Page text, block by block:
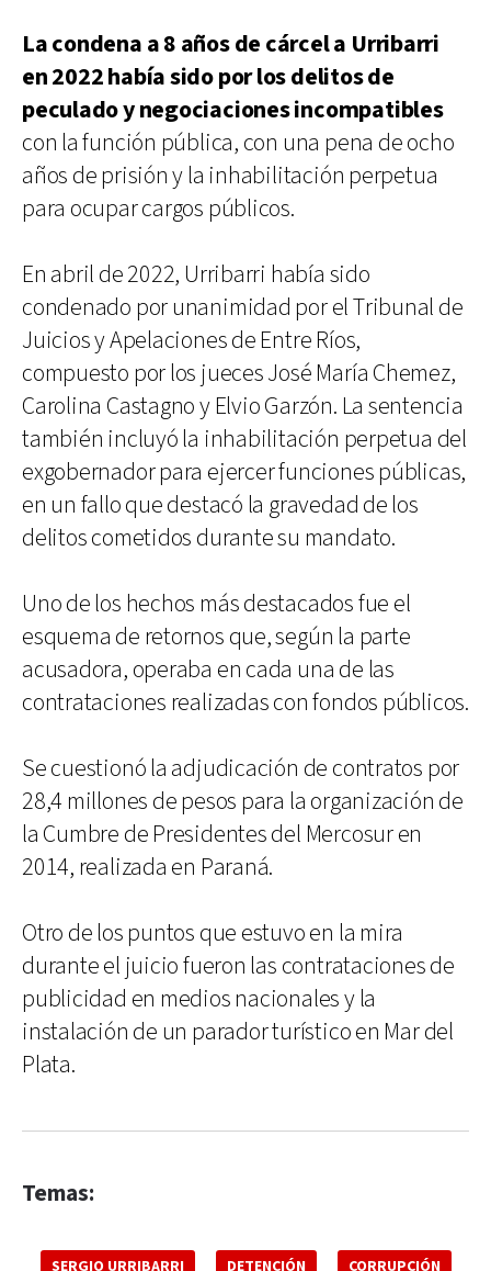
La condena a 8 años de cárcel a Urribarri
en 2022 había sido por los delitos de
peculado y negociaciones incompatibles
con la función pública, con una pena de ocho
años de prisión y la inhabilitación perpetua
para ocupar cargos públicos.
En abril de 2022, Urribarri había sido
condenado por unanimidad por el Tribunal de
Juicios y Apelaciones de Entre Ríos,
compuesto por los jueces José María Chemez,
Carolina Castagno y Elvio Garzón. La sentencia
también incluyó la inhabilitación perpetua del
exgobernador para ejercer funciones públicas,
en un fallo que destacó la gravedad de los
delitos cometidos durante su mandato.
Uno de los hechos más destacados fue el
esquema de retornos que, según la parte
acusadora, operaba en cada una de las
contrataciones realizadas con fondos públicos.
Se cuestionó la adjudicación de contratos por
28,4 millones de pesos para la organización de
la Cumbre de Presidentes del Mercosur en
2014, realizada en Paraná.
Otro de los puntos que estuvo en la mira
durante el juicio fueron las contrataciones de
publicidad en medios nacionales y la
instalación de un parador turístico en Mar del
Plata.
Temas:
SERGIO URRIBARRI DETENCIÓN CORRUPCIÓN